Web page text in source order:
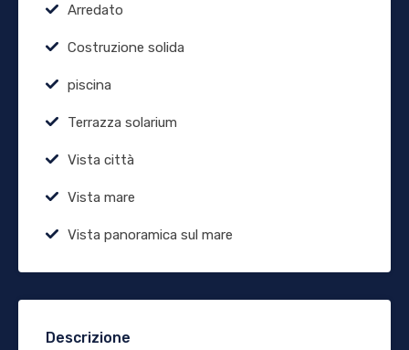
Arredato
Costruzione solida
piscina
Terrazza solarium
Vista città
Vista mare
Vista panoramica sul mare
Descrizione